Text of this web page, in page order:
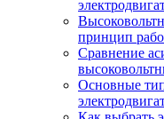
принцип
Сравнение
Основные